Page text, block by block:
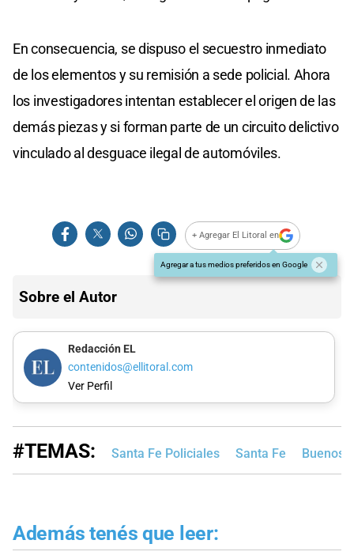
En consecuencia, se dispuso el secuestro inmediato
de los elementos y su remisión a sede policial. Ahora
los investigadores intentan establecer el origen de las
demás piezas y si forman parte de un circuito delictivo
vinculado al desguace ilegal de automóviles.
+ Agregar El Litoral en
Agregar a tus medios preferidos en Google
Sobre el Autor
Redacción EL
contenidos@ellitoral.com
Ver Perfil
#TEMAS: Santa Fe Policiales Santa Fe Buenos
Además tenés que leer: